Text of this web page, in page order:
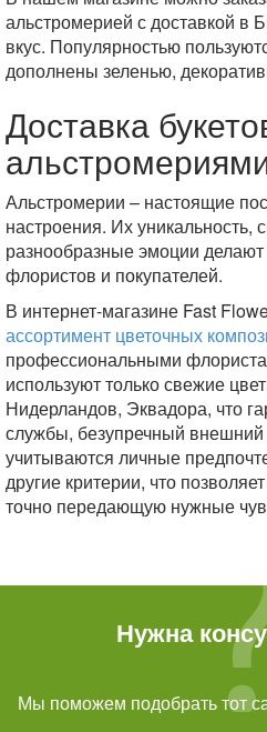
альстромерией с доставкой в
вкус. Популярностью
дополнены зеленью,
Доставка
Альстромерии – настоящие
настроения. Их уникальность,
разнообразные эмоции
флористов и покупателей.
В интернет-магазине Fast
ассортимент цветочных
профессиональными
используют только свежие
Нидерландов, Эквадора, что
службы, безупречный внешний
учитываются личные
другие критерии, что
точно передающую нужные
Нужна
Мы поможем подобрать тот